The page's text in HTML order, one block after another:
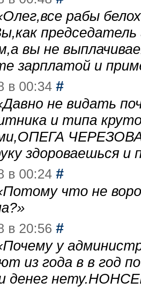
Олег,все рабы
вы не
зарплатой и
в 00:34 #
Давно не видать
и типа
здороваешься
в 00:24 #
Потому что не
»
в 20:56 #
Почему у
из года в в год
денег